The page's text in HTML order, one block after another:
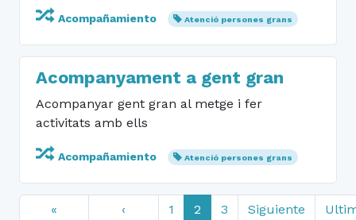
Acompañamiento Atenció persones grans
Acompanyament a gent gran
Acompanyar gent gran al metge i fer
activitats amb ells
Acompañamiento Atenció persones grans
«
‹
1 2 3
Siguiente